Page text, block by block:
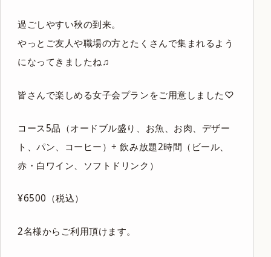
過ごしやすい秋の到来。
やっとご友人や職場の方とたくさんで集まれるよう
になってきましたね♫
皆さんで楽しめる女子会プランをご用意しました♡
コース5品（オードブル盛り、お魚、お肉、デザー
ト、パン、コーヒー）+ 飲み放題2時間（ビール、
赤・白ワイン、ソフトドリンク）
¥6500（税込）
2名様からご利用頂けます。